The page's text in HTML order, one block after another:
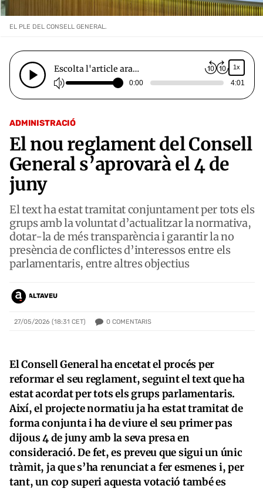
ADMINISTRACIÓ
El nou reglament del Consell
General s’aprovarà el 4 de
juny
El text ha estat tramitat conjuntament per tots els
grups amb la voluntat d’actualitzar la normativa,
dotar-la de més transparència i garantir la no
presència de conflictes d’interessos entre els
parlamentaris, entre altres objectius
ALTAVEU
27/05/2026 (18:31 CET) 0 COMENTARIS
EL PLE DEL CONSELL GENERAL.
Escolta l'article ara… 1x
0:00 4:01
El Consell General ha encetat el procés per
reformar el seu reglament, seguint el text que ha
estat acordat per tots els grups parlamentaris.
Així, el projecte normatiu ja ha estat tramitat de
forma conjunta i ha de viure el seu primer pas
dijous 4 de juny amb la seva presa en
consideració. De fet, es preveu que sigui un únic
tràmit, ja que s’ha renunciat a fer esmenes i, per
tant, un cop superi aquesta votació també es